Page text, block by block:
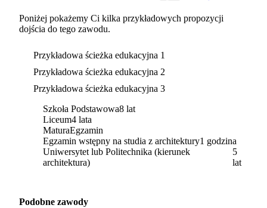
Poniżej pokażemy Ci kilka przykładowych propozycji
dojścia do tego zawodu.
Przykładowa ścieżka edukacyjna 1
Przykładowa ścieżka edukacyjna 2
Przykładowa ścieżka edukacyjna 3
Szkoła Podstawowa8 lat
Liceum4 lata
MaturaEgzamin
Egzamin wstępny na studia z architektury1 godzina
Uniwersytet lub Politechnika (kierunek
architektura)
5
lat
Podobne zawody